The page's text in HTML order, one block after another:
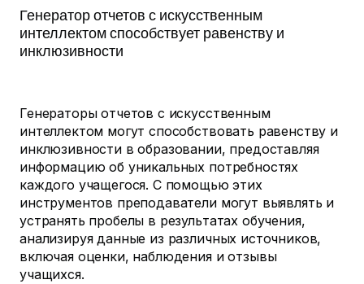
Генератор отчетов с искусственным
интеллектом способствует равенству и
инклюзивности
Генераторы отчетов с искусственным
интеллектом могут способствовать равенству и
инклюзивности в образовании, предоставляя
информацию об уникальных потребностях
каждого учащегося. С помощью этих
инструментов преподаватели могут выявлять и
устранять пробелы в результатах обучения,
анализируя данные из различных источников,
включая оценки, наблюдения и отзывы
учащихся.